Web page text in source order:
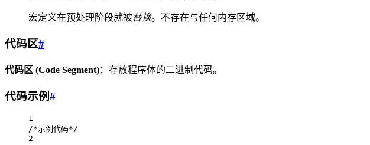
宏定义在预处理阶段就被替换。不存在与任何内存区域。
代码区#
代码区 (Code Segment)：存放程序体的二进制代码。
代码示例#
1
/*示例代码*/
2